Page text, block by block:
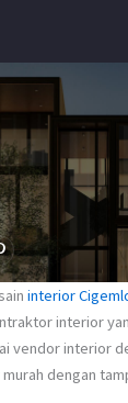
interior
interior
vendor interior
dengan